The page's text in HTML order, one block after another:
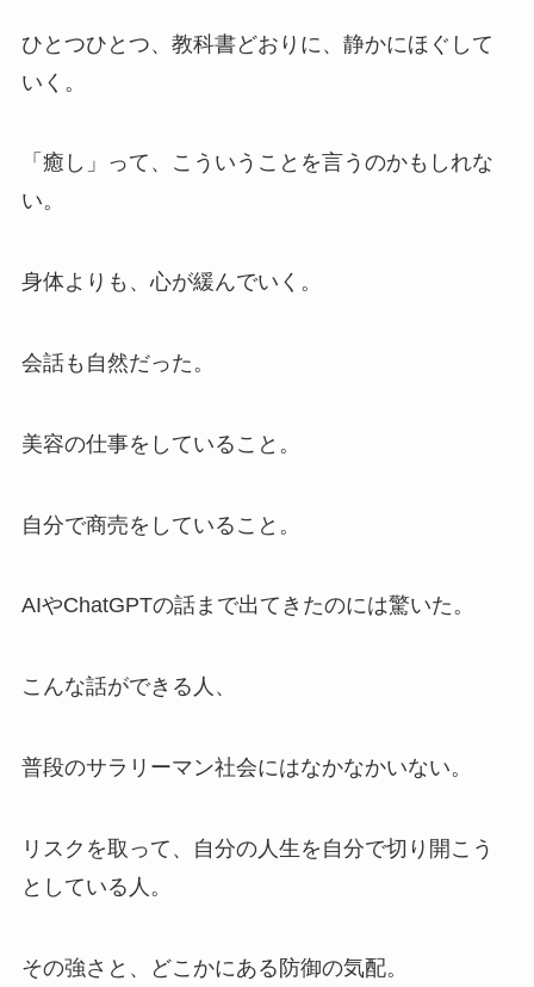
ひとつひとつ、教科書どおりに、静かにほぐして
いく。
「癒し」って、こういうことを言うのかもしれな
い。
身体よりも、心が緩んでいく。
会話も自然だった。
美容の仕事をしていること。
自分で商売をしていること。
AIやChatGPTの話まで出てきたのには驚いた。
こんな話ができる人、
普段のサラリーマン社会にはなかなかいない。
リスクを取って、自分の人生を自分で切り開こう
としている人。
その強さと、どこかにある防御の気配。